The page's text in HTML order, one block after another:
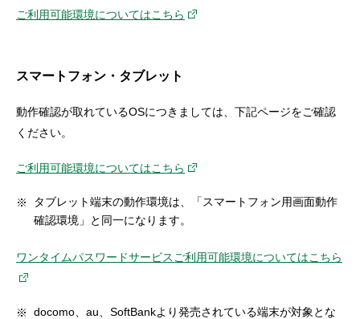
ご利用可能環境についてはこちら
スマートフォン・タブレット
動作確認が取れているOSにつきましては、下記ページをご確認
ください。
ご利用可能環境についてはこちら
タブレット端末の動作環境は、「スマートフォン用画面動作
確認環境」と同一になります。
ワンタイムパスワードサービスご利用可能環境についてはこちら
docomo、au、SoftBankより発売されている端末が対象とな